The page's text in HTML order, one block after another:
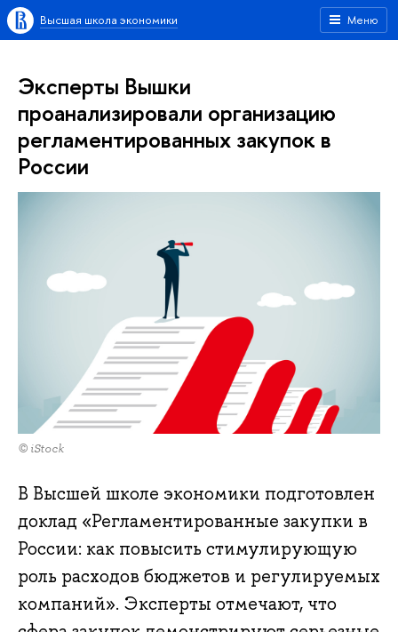
Меню
Высшая школа экономики
Эксперты Вышки
проанализировали организацию
регламентированных закупок в
России
© iStock
В Высшей школе экономики подготовлен
доклад «Регламентированные закупки в
России: как повысить стимулирующую
роль расходов бюджетов и регулируемых
компаний». Эксперты отмечают, что